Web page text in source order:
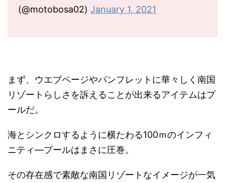
(@motobosa02) January 1, 2021
まず、ウエブページやパンフレットに華々しく南国
リゾートらしさを訴えることが出来るアイテムはプ
ールだ。
海とシンクロするように横たわる100ｍのインフィ
ニティ―プールはまさに圧巻。
その存在感で素敵な南国リゾートなイメージが一気